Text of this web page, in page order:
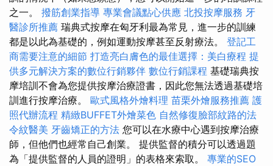
之一。 撥筋創業指導 專業會議點心供應 北投按摩服務 牙
醫診所推薦 瑞典式按摩在匈牙利最為常見，進一步的訓練
都是以此為基礎的，例如運動按摩甚至反射療法。 登記工
商需要注意的細節 打造亮白膚色的最佳選擇：美白療程 提
供多元解決方案的數位行銷夥伴 數位行銷課程 基礎瑞典按
摩培訓不會為您提供按摩治療證書，因此您無法透過基礎培
訓進行按摩治療。 歐式風格外燴料理 苗栗外燴服務推薦 護
照代辦流程 精緻BUFFET外燴菜色 自然修復臉部紋路的法
令紋醫美 牙齒矯正的方法 您可以在水療中心遇到按摩治療
師，但他們也經常自己創業。 提供監督的積分可以透過題
為「提供監督的人員的證明」的表格來索取。 專業的SEO